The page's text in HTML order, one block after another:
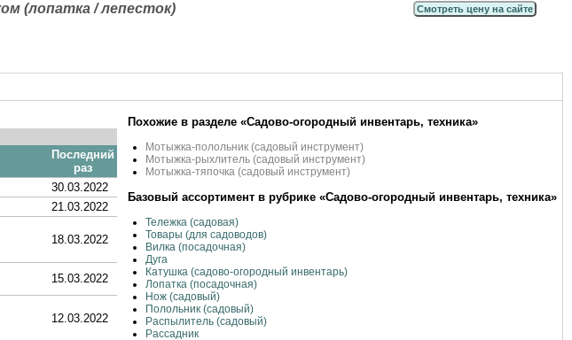
(лопатка / лепесток) Смотреть цену на сайте
Последний
раз
30.03.2022
21.03.2022
18.03.2022
15.03.2022
12.03.2022
Похожие в разделе «Садово-огородный инвентарь, техника»
Мотыжка-полольник (садовый инструмент)
Мотыжка-рыхлитель (садовый инструмент)
Мотыжка-тяпочка (садовый инструмент)
Базовый ассортимент в рубрике «Садово-огородный инвентарь, техника»
Тележка (садовая)
Товары (для садоводов)
Вилка (посадочная)
Дуга
Катушка (садово-огородный инвентарь)
Лопатка (посадочная)
Нож (садовый)
Полольник (садовый)
Распылитель (садовый)
Рассадник